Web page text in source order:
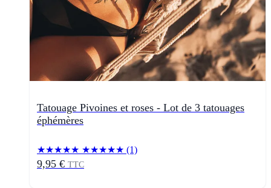
Tatouage Pivoines et roses - Lot de 3 tatouages
éphémères
★★★★★ ★★★★★ (1)
9,95 € TTC